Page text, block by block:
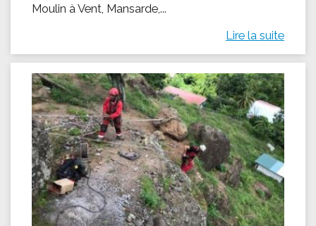
Moulin à Vent, Mansarde,...
Lire la suite